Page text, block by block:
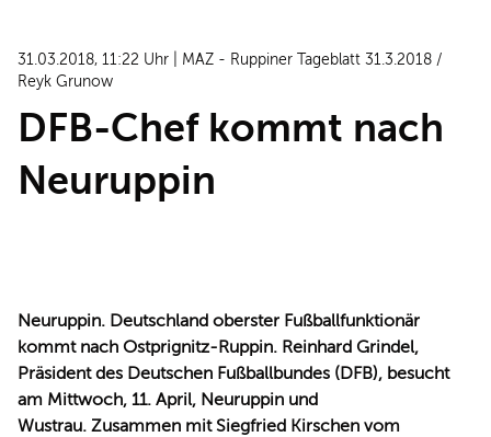
PRESSEFOTOS
31.03.2018, 11:22 Uhr | MAZ - Ruppiner Tageblatt 31.3.2018 /
Reyk Grunow
DFB-Chef kommt nach
Neuruppin
Neuruppin. Deutschland oberster Fußballfunktionär
kommt nach Ostprignitz-Ruppin. Reinhard Grindel,
Präsident des Deutschen Fußballbundes (DFB), besucht
am Mittwoch, 11. April, Neuruppin und
Wustrau. Zusammen mit Siegfried Kirschen vom